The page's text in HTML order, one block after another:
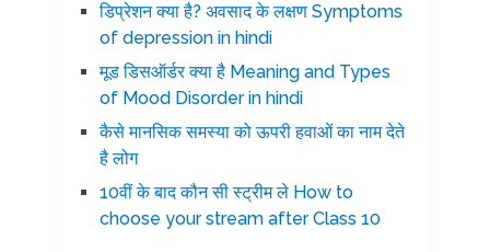
डिप्रेशन क्या है? अवसाद के लक्षण Symptoms
of depression in hindi
मूड डिसऑर्डर क्या है Meaning and Types
of Mood Disorder in hindi
कैसे मानसिक समस्या को ऊपरी हवाओं का नाम देते
है लोग
10वीं के बाद कौन सी स्ट्रीम ले How to
choose your stream after Class 10